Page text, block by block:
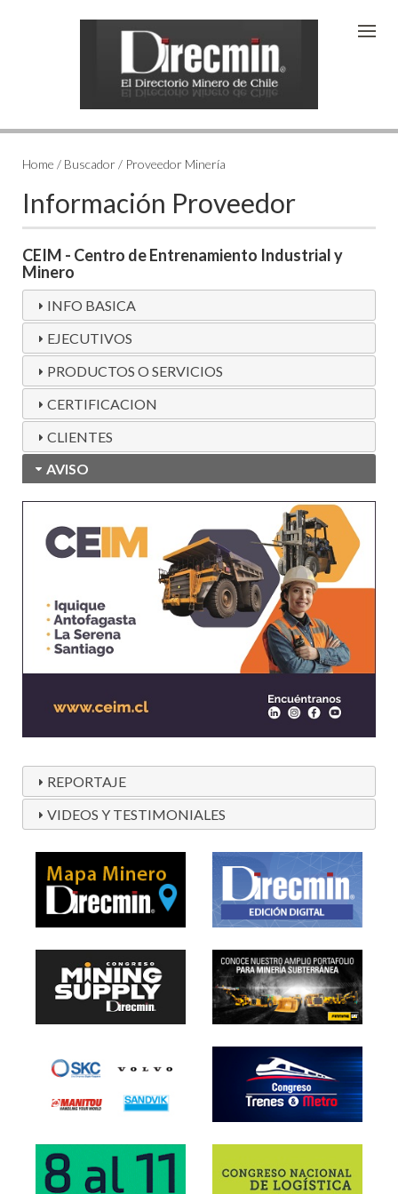
Home / Buscador / Proveedor Minería
Información Proveedor
CEIM - Centro de Entrenamiento Industrial y
Minero
INFO BASICA
EJECUTIVOS
PRODUCTOS O SERVICIOS
CERTIFICACION
CLIENTES
AVISO
REPORTAJE
VIDEOS Y TESTIMONIALES